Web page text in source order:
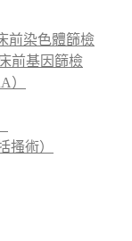
前染色體篩檢
前基因篩檢
）
搔術）